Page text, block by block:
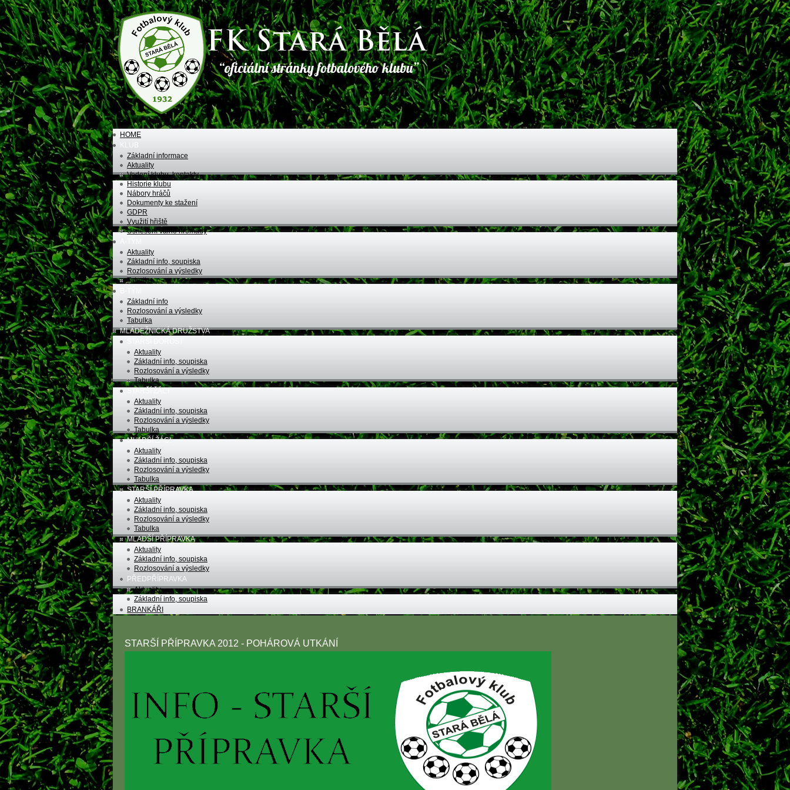
HOME
KLUB
Základní informace
Aktuality
Vedení klubu, kontakty
Historie klubu
Nábory hráčů
Dokumenty ke stažení
GDPR
Využití hřiště
Usnesení valné hromady
Aktuality
Základní info, soupiska
Rozlosování a výsledky
Tabulka
Základní info
Rozlosování a výsledky
Tabulka
MLÁDEŽNICKÁ DRUŽSTVA
Aktuality
Základní info, soupiska
Rozlosování a výsledky
Tabulka
Aktuality
Základní info, soupiska
Rozlosování a výsledky
Tabulka
MLADŠÍ ŽÁCI
Aktuality
Základní info, soupiska
Rozlosování a výsledky
Tabulka
STARŠÍ PŘÍPRAVKA
Aktuality
Základní info, soupiska
Rozlosování a výsledky
Tabulka
MLADŠÍ PŘÍPRAVKA
Aktuality
Základní info, soupiska
Rozlosování a výsledky
PŘEDPŘÍPRAVKA
Aktuality
Základní info, soupiska
BRANKÁŘI
STARŠÍ PŘÍPRAVKA 2012 - POHÁROVÁ UTKÁNÍ